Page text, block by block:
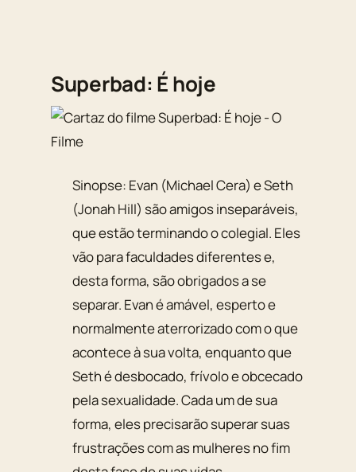
Superbad: É hoje
Sinopse: Evan (Michael Cera) e Seth
(Jonah Hill) são amigos inseparáveis,
que estão terminando o colegial. Eles
vão para faculdades diferentes e,
desta forma, são obrigados a se
separar. Evan é amável, esperto e
normalmente aterrorizado com o que
acontece à sua volta, enquanto que
Seth é desbocado, frívolo e obcecado
pela sexualidade. Cada um de sua
forma, eles precisarão superar suas
frustrações com as mulheres no fim